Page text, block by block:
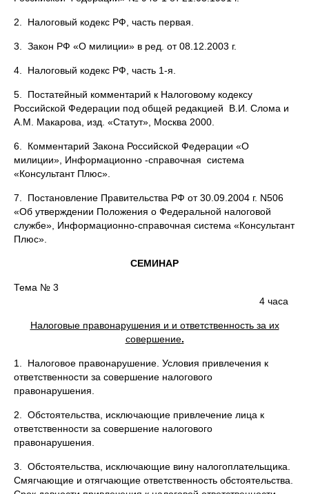
2. Налоговый кодекс РФ, часть первая.
3. Закон РФ «О милиции» в ред. от 08.12.2003 г.
4. Налоговый кодекс РФ, часть 1-я.
5. Постатейный комментарий к Налоговому кодексу
Российской Федерации под общей редакцией В.И. Слома и
А.М. Макарова, изд. «Статут», Москва 2000.
6. Комментарий Закона Российской Федерации «О
милиции», Информационно -справочная система
«Консультант Плюс».
7. Постановление Правительства РФ от 30.09.2004 г. N506
«Об утверждении Положения о Федеральной налоговой
службе», Информационно-справочная система «Консультант
Плюс».
СЕМИНАР
Тема № 3
4 часа
Налоговые правонарушения и и ответственность за их
совершение.
1. Налоговое правонарушение. Условия привлечения к
ответственности за совершение налогового
правонарушения.
2. Обстоятельства, исключающие привлечение лица к
ответственности за совершение налогового
правонарушения.
3. Обстоятельства, исключающие вину налогоплательщика.
Смягчающие и отягчающие ответственность обстоятельства.